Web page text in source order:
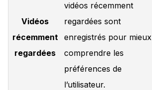
Vidéos
récemment
regardées
vidéos récemment
regardées sont
enregistrés pour mieux
comprendre les
préférences de
l’utilisateur.